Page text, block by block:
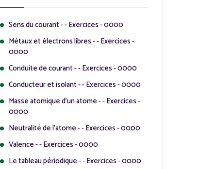
Sens du courant - - Exercices - 0000
Métaux et électrons libres - - Exercices -
0000
Conduite de courant - - Exercices - 0000
Conducteur et isolant - - Exercices - 0000
Masse atomique d'un atome - - Exercices -
0000
Neutralité de l'atome - - Exercices - 0000
Valence - - Exercices - 0000
Le tableau périodique - - Exercices - 0000